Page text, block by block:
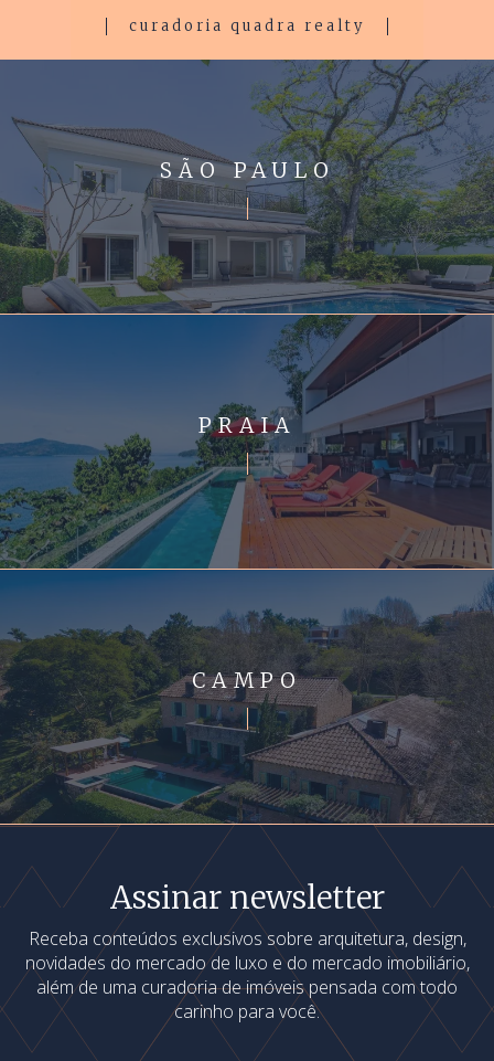
curadoria quadra realty
SÃO PAULO
PRAIA
CAMPO
Assinar newsletter
Receba conteúdos exclusivos sobre arquitetura, design,
novidades do mercado de luxo e do mercado imobiliário,
além de uma curadoria de imóveis pensada com todo
carinho para você.